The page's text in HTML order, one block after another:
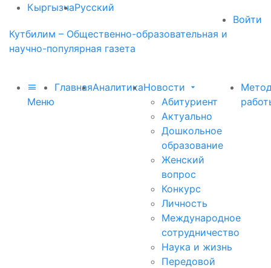
КыргызчаРусский
Войти
Кутбилим – Общественно-образовательная и
научно-популярная газета
Меню
ГлавнаяАналитикаНовости
Абитуриент
Актуально
Дошкольное
образование
Женский
вопрос
Конкурс
Личность
Международное
сотрудничество
Наука и жизнь
Передовой